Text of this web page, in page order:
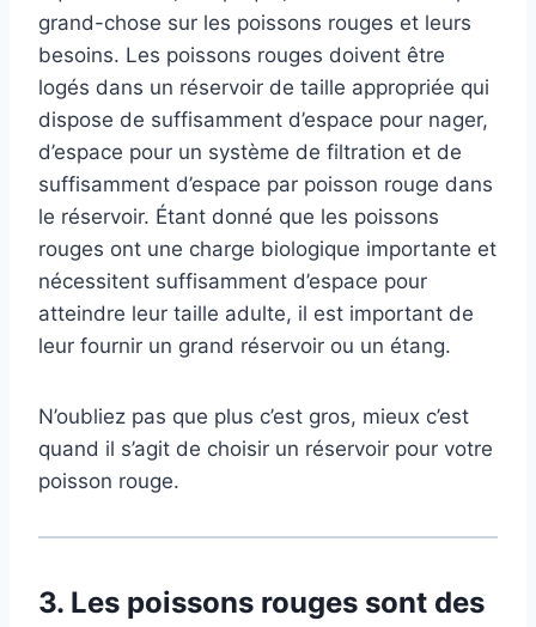
grand-chose sur les poissons rouges et leurs
besoins. Les poissons rouges doivent être
logés dans un réservoir de taille appropriée qui
dispose de suffisamment d’espace pour nager,
d’espace pour un système de filtration et de
suffisamment d’espace par poisson rouge dans
le réservoir. Étant donné que les poissons
rouges ont une charge biologique importante et
nécessitent suffisamment d’espace pour
atteindre leur taille adulte, il est important de
leur fournir un grand réservoir ou un étang.
N’oubliez pas que plus c’est gros, mieux c’est
quand il s’agit de choisir un réservoir pour votre
poisson rouge.
3. Les poissons rouges sont des